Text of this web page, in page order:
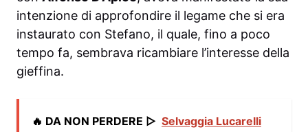
intenzione di approfondire il legame che si era
instaurato con Stefano, il quale, fino a poco
tempo fa, sembrava ricambiare l’interesse della
gieffina.
🔥 DA NON PERDERE ▷ Selvaggia Lucarelli